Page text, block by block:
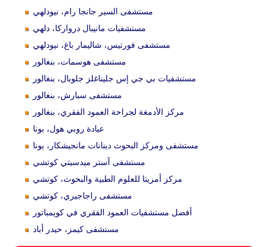
مستشفى السير جانجا رام، نيودلهي
مستشفيات مانيبال درواركا، دلهي
مستشفى فورتيس، شاليمار باغ، نيودلهي
مستشفى هوسمات، بنغالور
مستشفيات بي جي إس جليناغلز جلوبال، بنغالور
مستشفى سبارش، بنغالور
مركز الأدمغة لجراحة العمود الفقري، بنغالور
عيادة روبي هول، بونا
مستشفى ومركز البحوث دينانات مانجيشكار، بونا
مستشفى آستر ميدسيتي كوتشي
مركز أمريتا للعلوم الطبية والبحوث، كوتشي
مستشفى راجاجيري، كوتشي
أفضل مستشفيات العمود الفقري في كويمباتور
مستشفى كيمز، حيدر أباد